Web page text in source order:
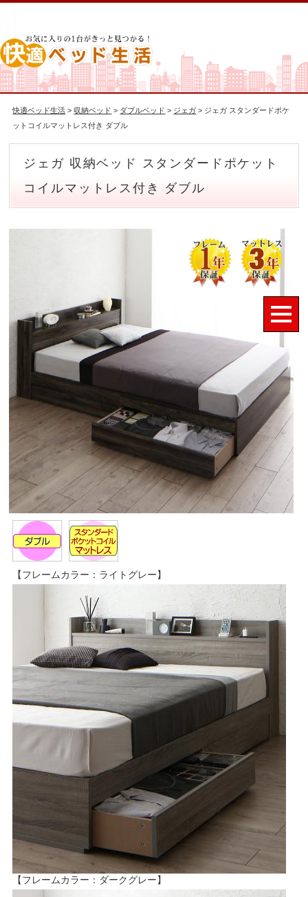
快適ベッド生活 >収納ベッド > ダブルベッド > ジェガ > ジェガ スタンダードポケ
ットコイルマットレス付き ダブル
ジェガ 収納ベッド スタンダードポケット
コイルマットレス付き ダブル
【フレームカラー：ライトグレー】
【フレームカラー：ダークグレー】